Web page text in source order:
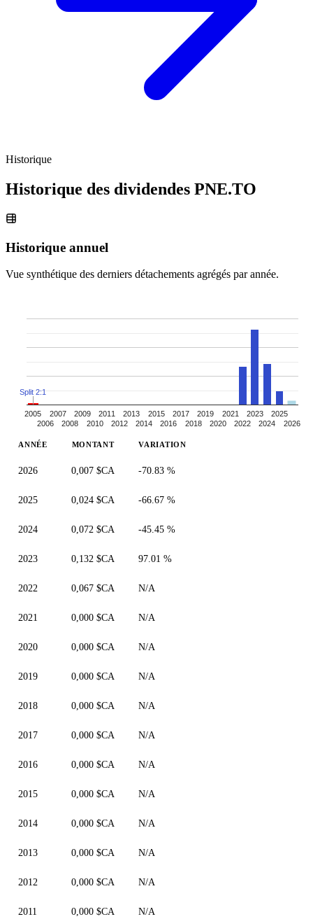
Historique
Historique des dividendes PNE.TO
Historique annuel
Vue synthétique des derniers détachements agrégés par année.
2005
2006
2007
2008
2009
2010
2011
2012
2013
2014
2015
2016
2017
2018
2019
2020
2021
2022
2023
2024
2025
2026
Split 2:1
ANNÉE MONTANT VARIATION
2026 0,007 $CA -70.83 %
2025 0,024 $CA -66.67 %
2024 0,072 $CA -45.45 %
2023 0,132 $CA 97.01 %
2022 0,067 $CA N/A
2021 0,000 $CA N/A
2020 0,000 $CA N/A
2019 0,000 $CA N/A
2018 0,000 $CA N/A
2017 0,000 $CA N/A
2016 0,000 $CA N/A
2015 0,000 $CA N/A
2014 0,000 $CA N/A
2013 0,000 $CA N/A
2012 0,000 $CA N/A
2011 0,000 $CA N/A